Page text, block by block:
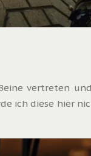
vertreten
ich diese hier